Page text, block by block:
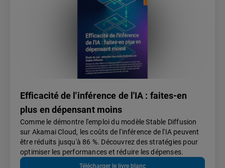
Efficacité de l'inférence de l'IA : faites-en
plus en dépensant moins
Comme le démontre l'emploi du modèle Stable Diffusion
sur Akamai Cloud, les coûts de l'inférence de l'IA peuvent
être réduits jusqu'à 86 %. Découvrez des stratégies pour
optimiser les performances et réduire les dépenses.
Télécharger le livre blanc